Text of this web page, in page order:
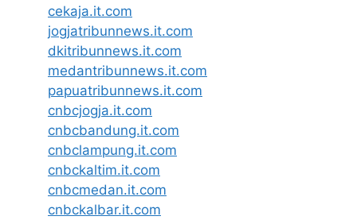
cekaja.it.com
jogjatribunnews.it.com
dkitribunnews.it.com
medantribunnews.it.com
papuatribunnews.it.com
cnbcjogja.it.com
cnbcbandung.it.com
cnbclampung.it.com
cnbckaltim.it.com
cnbcmedan.it.com
cnbckalbar.it.com